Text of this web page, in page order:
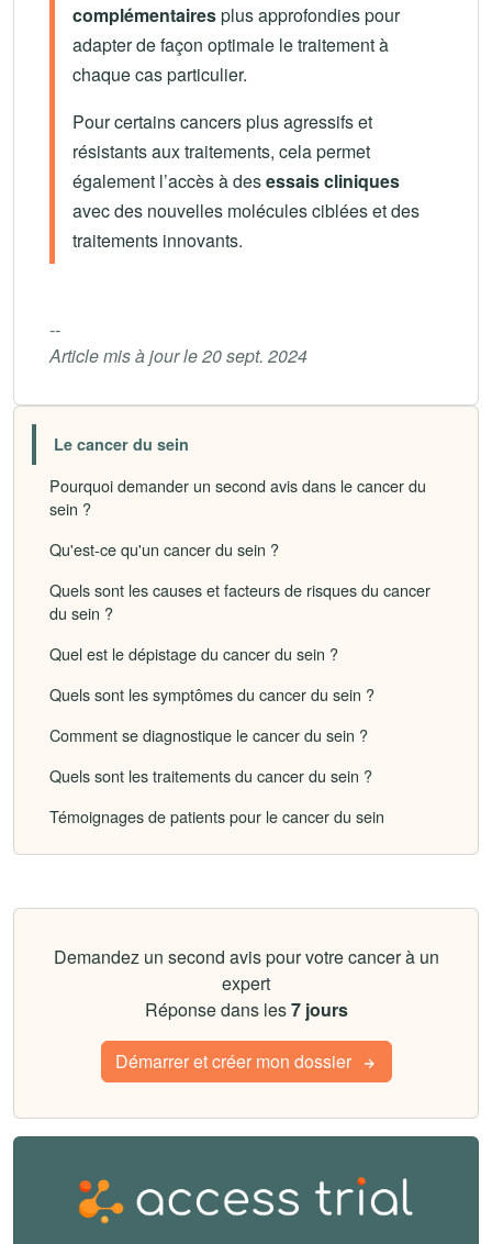
complémentairesplus approfondies pour
adapter de façon optimale le traitement à
chaque cas particulier.
Pour certains cancers plus agressifs et
résistants aux traitements, cela permet
également l’accès à desessais cliniques
avec des nouvelles molécules ciblées et des
traitements innovants.
--
Article mis à jour le 20 sept. 2024
Le cancer du sein
Pourquoi demander un second avis dans le cancer du
sein ?
Qu'est-ce qu'un cancer du sein ?
Quels sont les causes et facteurs de risques du cancer
du sein ?
Quel est le dépistage du cancer du sein ?
Quels sont les symptômes du cancer du sein ?
Comment se diagnostique le cancer du sein ?
Quels sont les traitements du cancer du sein ?
Témoignages de patients pour le cancer du sein
Demandez un second avis pour votre cancer à un
expert
Réponse dans les7 jours
Démarrer et créer mon dossier